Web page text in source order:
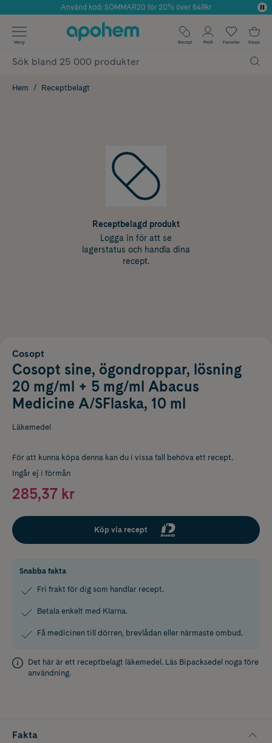
Årets Butik 2025 inom Skönhet
Använd kod: SOMMAR20 för 20% över 649kr
✓ Fri frakt
✓ Poäng på alla köp*
Meny Recept Profil Favoriter Kassa
Hem Receptbelagt
Receptbelagd produkt
Logga in för att se
lagerstatus och handla dina
recept.
Cosopt
Cosopt sine, ögondroppar, lösning
20 mg/ml + 5 mg/ml Abacus
Medicine A/SFlaska, 10 ml
Läkemedel
För att kunna köpa denna kan du i vissa fall behöva ett recept.
Ingår ej i förmån
285,37 kr
Köp via recept
Snabba fakta
Fri frakt för dig som handlar recept.
Betala enkelt med Klarna.
Få medicinen till dörren, brevlådan eller närmaste ombud.
Det här är ett receptbelagt läkemedel. Läs Bipacksedel noga före
användning.
Fakta